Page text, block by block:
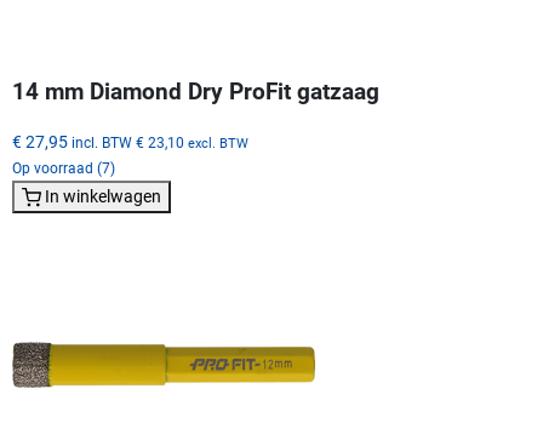
14 mm Diamond Dry ProFit gatzaag
€ 27,95 incl. BTW € 23,10 excl. BTW
Op voorraad (7)
In winkelwagen